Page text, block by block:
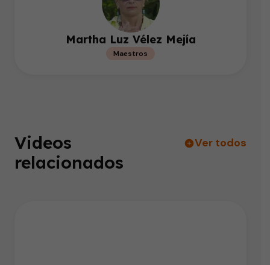
Martha Luz Vélez Mejía
Maestros
Videos
relacionados
Ver todos